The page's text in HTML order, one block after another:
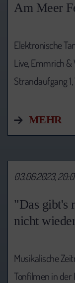
Am Meer
Elektronische
Live, Emmrich &
Strandaufgang
MEHR
"Das gibt's
nicht
03.06.2023,
Musikalische
Tonfilmen in